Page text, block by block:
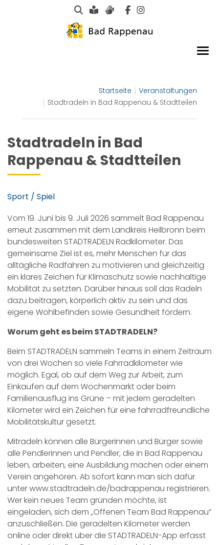
Suche
Leichte Sprache
Gebärdensprachen
Startseite
Veranstaltungen
Stadtradeln in Bad Rappenau & Stadtteilen
Stadtradeln in Bad
Rappenau & Stadtteilen
Sport / Spiel
Vom 19. Juni bis 9. Juli 2026 sammelt Bad Rappenau
erneut zusammen mit dem Landkreis Heilbronn beim
bundesweiten STADTRADELN Radkilometer. Das
gemeinsame Ziel ist es, mehr Menschen für das
alltägliche Radfahren zu motivieren und gleichzeitig
ein klares Zeichen für Klimaschutz sowie nachhaltige
Mobilität zu setzten. Darüber hinaus soll das Radeln
dazu beitragen, körperlich aktiv zu sein und das
eigene Wohlbefinden sowie Gesundheit fördern.
Worum geht es beim STADTRADELN?
Beim STADTRADELN sammeln Teams in einem Zeitraum
von drei Wochen so viele Fahrradkilometer wie
möglich. Egal, ob auf dem Weg zur Arbeit, zum
Einkaufen auf dem Wochenmarkt oder beim
Familienausflug ins Grüne – mit jedem geradelten
Kilometer wird ein Zeichen für eine fahrradfreundliche
Mobilitätskultur gesetzt.
Mitradeln können alle Bürgerinnen und Bürger sowie
alle Pendlerinnen und Pendler, die in Bad Rappenau
leben, arbeiten, eine Ausbildung machen oder einem
Verein angehören. Ab sofort kann man sich dafür
unter www.stadtradeln.de/badrappenau registrieren.
Wer kein neues Team gründen möchte, ist
eingeladen, sich dem „Offenen Team Bad Rappenau“
anzuschließen. Die geradelten Kilometer werden
online oder direkt über die STADTRADELN-App erfasst